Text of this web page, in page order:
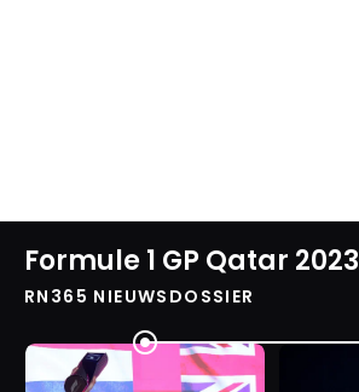
Formule 1 GP Qatar 2023
RN365 NIEUWSDOSSIER